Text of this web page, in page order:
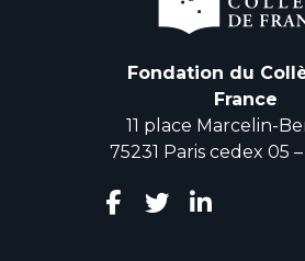
Fondation du
France
11 place Marcelin-
75231 Paris cedex 05